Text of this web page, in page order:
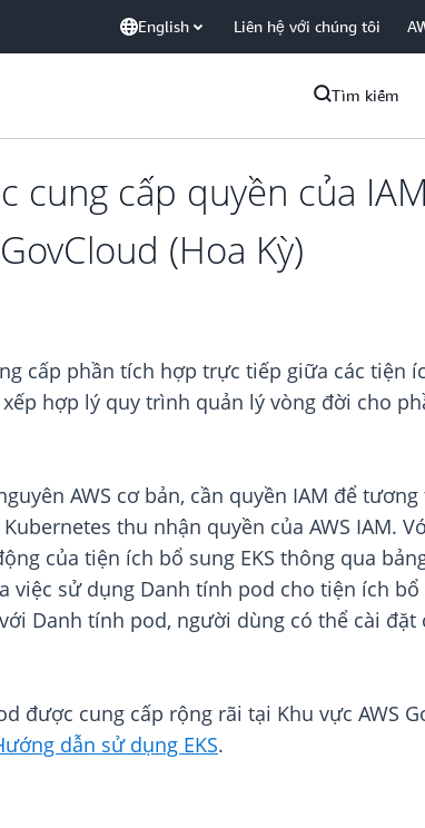
English Liên hệ với chúng tôi
Tìm kiếm
cung cấp quyền của
(Hoa Kỳ)
cấp phần tích hợp trực tiếp giữa các tiện
xếp hợp lý quy trình quản lý vòng đời cho
AWS cơ bản, cần quyền IAM để
thu nhận quyền của AWS IAM.
của tiện ích bổ sung EKS thông qua
việc sử dụng Danh tính pod cho tiện ích
Danh tính pod, người dùng có thể cài
được cung cấp rộng rãi tại Khu vực AWS
dẫn sử dụng EKS.